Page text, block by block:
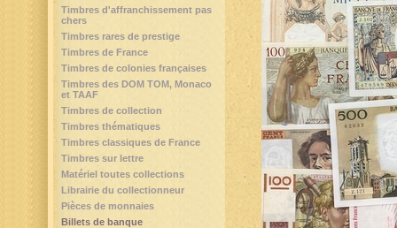
Timbres d'affranchissement pas
chers
Timbres rares de prestige
Timbres de France
Timbres de colonies françaises
Timbres des DOM TOM, Monaco
et TAAF
Timbres de collection
Timbres thématiques
Timbres classiques de France
Timbres sur lettre
Matériel toutes collections
Librairie du collectionneur
Pièces de monnaies
Billets de banque